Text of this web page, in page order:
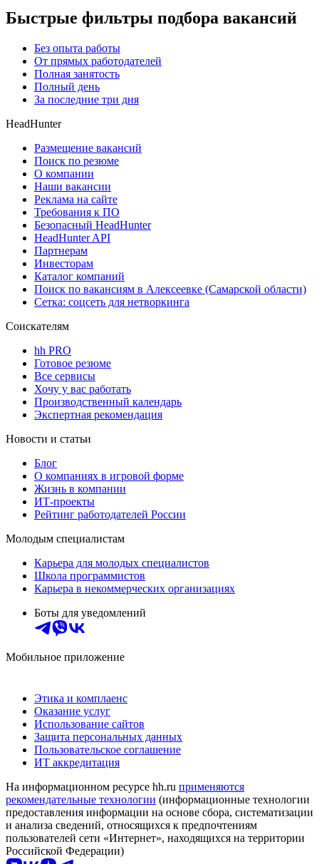
Быстрые фильтры подбора вакансий
Без опыта работы
От прямых работодателей
Полная занятость
Полный день
За последние три дня
HeadHunter
Размещение вакансий
Поиск по резюме
О компании
Наши вакансии
Реклама на сайте
Требования к ПО
Безопасный HeadHunter
HeadHunter API
Партнерам
Инвесторам
Каталог компаний
Поиск по вакансиям в Алексеевке (Самарской области)
Сетка: соцсеть для нетворкинга
Соискателям
hh PRO
Готовое резюме
Все сервисы
Хочу у вас работать
Производственный календарь
Экспертная рекомендация
Новости и статьи
Блог
О компаниях в игровой форме
Жизнь в компании
ИТ-проекты
Рейтинг работодателей России
Молодым специалистам
Карьера для молодых специалистов
Школа программистов
Карьера в некоммерческих организациях
Боты для уведомлений
Мобильное приложение
Этика и комплаенс
Оказание услуг
Использование сайтов
Защита персональных данных
Пользовательское соглашение
ИТ аккредитация
На информационном ресурсе hh.ru применяются
рекомендательные технологии (информационные технологии
предоставления информации на основе сбора, систематизации
и анализа сведений, относящихся к предпочтениям
пользователей сети «Интернет», находящихся на территории
Российской Федерации)